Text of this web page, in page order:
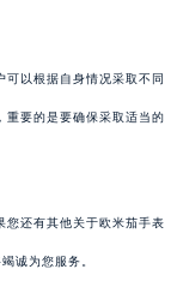
以根据自身情况采取不同
重要的是要确保采取适当的
您还有其他关于欧米茄手表
诚为您服务。